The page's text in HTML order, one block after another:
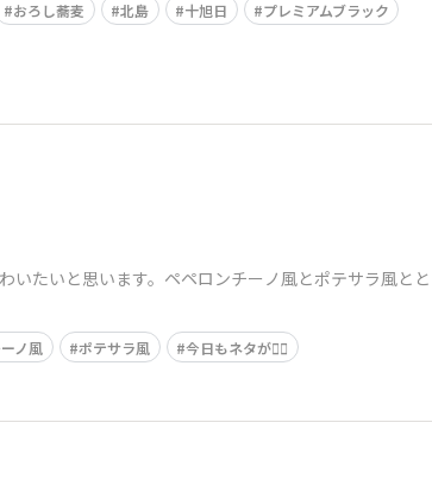
おろし蕎麦 北島 十旭日
プレミアムブラック
いたいと思います。ペペロンチーノ風とポテサラ風とと
ノ風 ポテサラ風 今日もネタが😮‍💨